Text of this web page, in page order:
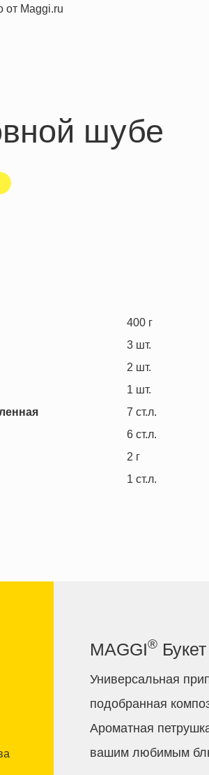
шубе
400 г
3 шт.
2 шт.
1 шт.
7 ст.л.
6 ст.л.
2 г
1 ст.л.
MAGGI®
Универсальная
подобранная
Ароматная
вашим любимым